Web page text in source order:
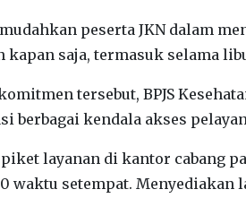
peserta JKN dalam
saja, termasuk selama
tersebut, BPJS
berbagai kendala akses
layanan di kantor cabang
waktu setempat.